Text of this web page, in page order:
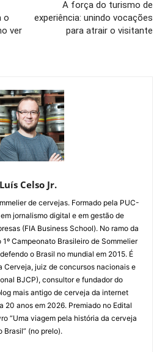
o
ver
A força do turismo de
experiência: unindo vocações
para atrair o visitante
Luís Celso Jr.
de cervejas. Formado pela PUC-
jornalismo digital e em gestão de
(FIA Business School). No ramo da
Campeonato Brasileiro de Sommelier
o Brasil no mundial em 2015. É
Cerveja, juiz de concursos nacionais e
BJCP), consultor e fundador do
mais antigo de cerveja da internet
20 anos em 2026. Premiado no Edital
“Uma viagem pela história da cerveja
Brasil” (no prelo).